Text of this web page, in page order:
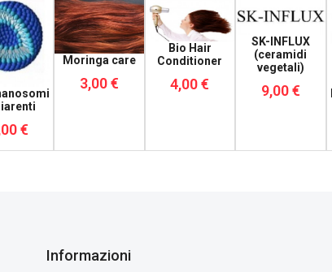
€
Moringa care
3,00 €
Bio Hair
Conditioner
4,00 €
SK-INFLUX
(ceramidi
vegetali)
9,00 €
Informazioni